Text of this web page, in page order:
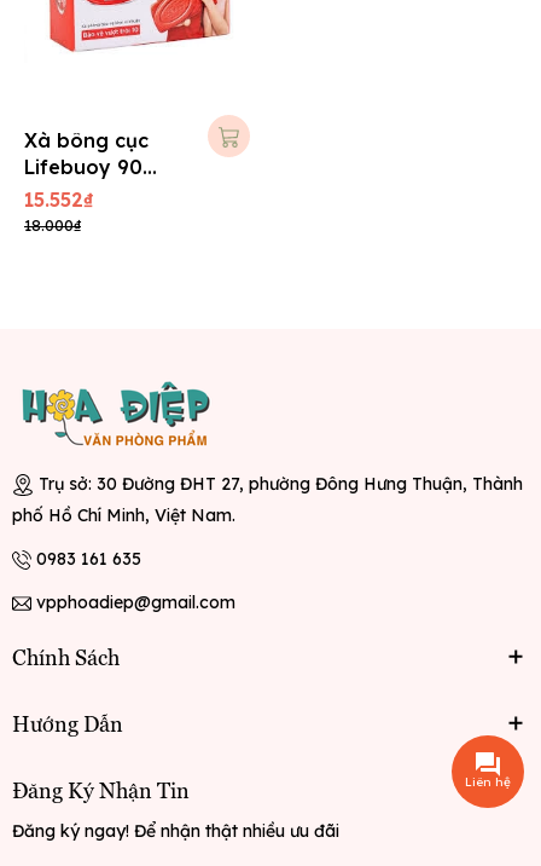
Xà bông cục
Lifebuoy 90
gram - Nhỏ
15.552₫
18.000₫
Trụ sở: 30 Đường ĐHT 27, phường Đông Hưng Thuận, Thành
phố Hồ Chí Minh, Việt Nam.
0983 161 635
vpphoadiep@gmail.com
Chính Sách
Hướng Dẫn
Đăng Ký Nhận Tin
Đăng ký ngay! Để nhận thật nhiều ưu đãi
Liên hệ